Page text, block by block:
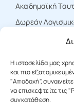
Η ιστοσελίδα μας
και πιο
"Αποδοχή",
να επισκεφτείτε τις
συγκατάθεση.
Ακαδημαϊκή
Δωρεάν
ΕΠΙΚΟΙΝΩΝΙΑ
T: +30